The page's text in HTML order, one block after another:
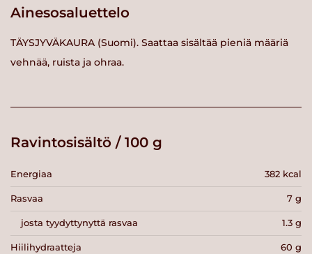
Ainesosaluettelo
TÄYSJYVÄKAURA (Suomi). Saattaa sisältää pieniä määriä
vehnää, ruista ja ohraa.
Ravintosisältö / 100 g
Energiaa 382 kcal
Rasvaa 7 g
josta tyydyttynyttä rasvaa 1.3 g
Hiilihydraatteja 60 g